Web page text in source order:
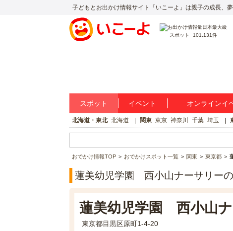
子どもとお出かけ情報サイト「いこーよ」は親子の成長、
スポット 101,131件
スポット イベント オンラインイ
北海道・東北 北海道 関東 東京 神奈川 千葉 埼玉
おでかけ情報TOP おでかけスポット一覧 関東 東京都
蓮美幼児学園 西小山ナーサリー
蓮美幼児学園 西小山
東京都目黒区原町1-4-20